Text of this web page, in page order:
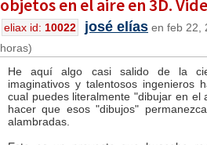
objetos en el aire en 3D.
eliax id: 10022 josé elías en feb 22,
horas)
He aquí algo casi salido de la
imaginativos y talentosos ingenieros
cual puedes literalmente "dibujar en el
hacer que esos "dibujos"
alambradas.